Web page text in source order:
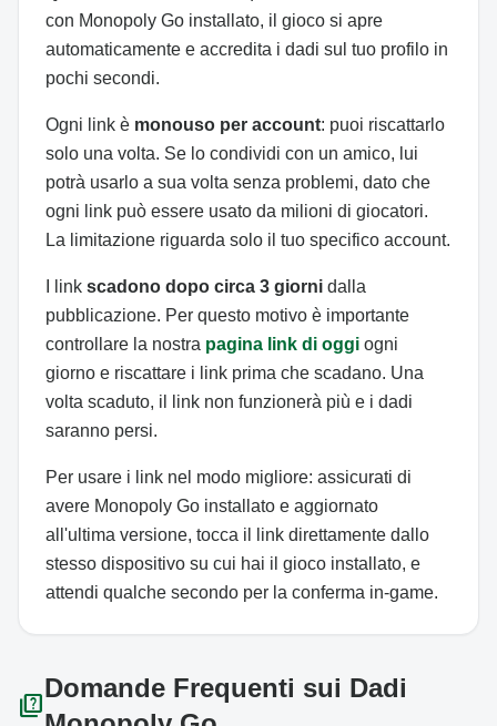
con Monopoly Go installato, il gioco si apre
automaticamente e accredita i dadi sul tuo profilo in
pochi secondi.
Ogni link è monouso per account: puoi riscattarlo
solo una volta. Se lo condividi con un amico, lui
potrà usarlo a sua volta senza problemi, dato che
ogni link può essere usato da milioni di giocatori.
La limitazione riguarda solo il tuo specifico account.
I link scadono dopo circa 3 giorni dalla
pubblicazione. Per questo motivo è importante
controllare la nostra pagina link di oggi ogni
giorno e riscattare i link prima che scadano. Una
volta scaduto, il link non funzionerà più e i dadi
saranno persi.
Per usare i link nel modo migliore: assicurati di
avere Monopoly Go installato e aggiornato
all'ultima versione, tocca il link direttamente dallo
stesso dispositivo su cui hai il gioco installato, e
attendi qualche secondo per la conferma in-game.
quiz
Domande Frequenti sui Dadi